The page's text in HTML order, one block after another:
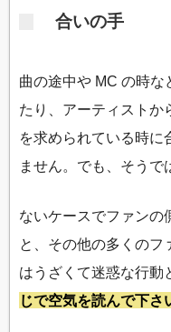
合いの手
曲の途中や MC の時な
たり、アーティストか
を求められている時に
ません。でも、そうで
ないケースでファンの
と、その他の多くのフ
はうざくて迷惑な行動
じで空気を読んで下さ